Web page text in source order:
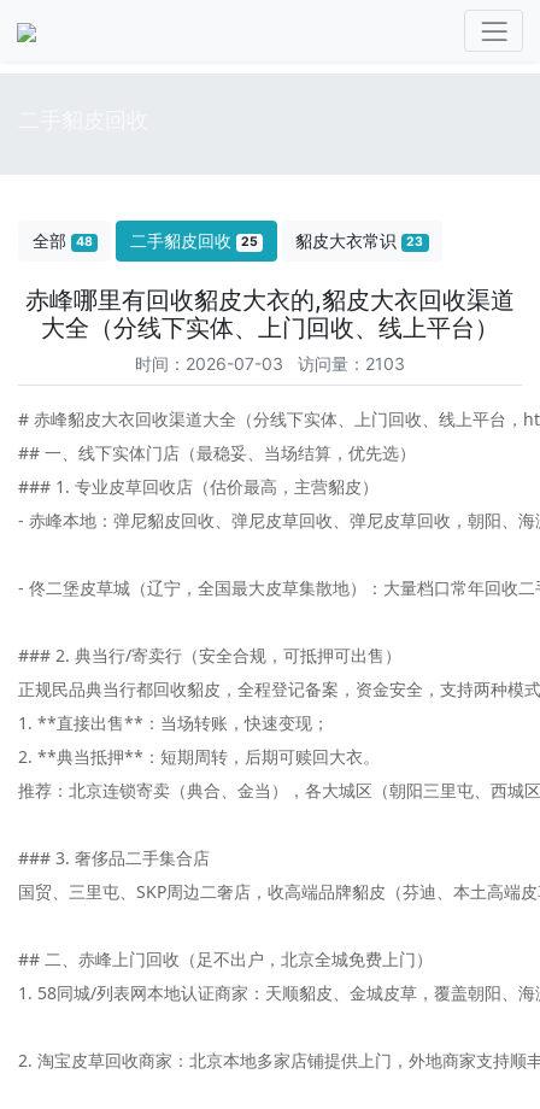
全部 48 二手貂皮回收 25 貂皮大衣常识 23
赤峰哪里有回收貂皮大衣的,貂皮大衣回收渠道
大全（分线下实体、上门回收、线上平台）
时间：2026-07-03 访问量：2103
# 赤峰貂皮大衣回收渠道大全（分线下实体、上门回收、线上平台
## 一、线下实体门店（最稳妥、当场结算，优先选）
### 1. 专业皮草回收店（估价最高，主营貂皮）
- 赤峰本地：弹尼貂皮回收、弹尼皮草回收、弹尼皮草回收，朝阳、
- 佟二堡皮草城（辽宁，全国最大皮草集散地）：大量档口常年回收
### 2. 典当行/寄卖行（安全合规，可抵押可出售）
正规民品典当行都回收貂皮，全程登记备案，资金安全，支持两种模
1. **直接出售**：当场转账，快速变现；
2. **典当抵押**：短期周转，后期可赎回大衣。
推荐：北京连锁寄卖（典合、金当），各大城区（朝阳三里屯、西
### 3. 奢侈品二手集合店
国贸、三里屯、SKP周边二奢店，收高端品牌貂皮（芬迪、本土高端
## 二、赤峰上门回收（足不出户，北京全城免费上门）
1. 58同城/列表网本地认证商家：天顺貂皮、金城皮草，覆盖朝阳、
2. 淘宝皮草回收商家：北京本地多家店铺提供上门，外地商家支持